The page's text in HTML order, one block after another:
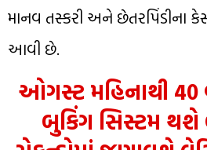
માનવ તસ્કરી અને છેતરપિંડીના
આવી છે.
ઓગસ્ટ મહિનાથી 40
બુકિંગ સિસ્ટમ